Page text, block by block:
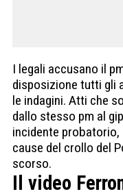
I legali accusano il
disposizione tutti gli
le indagini. Atti che
dallo stesso pm al
incidente
cause del crollo del
scorso.
Il video